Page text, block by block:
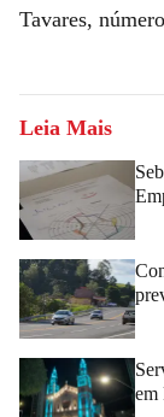
Tavares,
Leia Mais
em